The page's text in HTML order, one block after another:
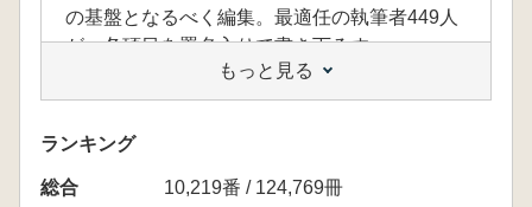
の基盤となるべく編集。最適任の執筆者449人
が、各項目を署名入りで書き下ろす。
もっと見る
ランキング
総合
10,219番 / 124,769冊